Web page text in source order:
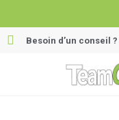
Besoin d’un conseil ?